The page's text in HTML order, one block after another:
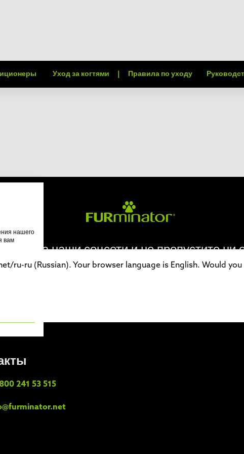
Уход за когтями Правила по уходу
на наши соцсети и не пропустите ни
241 53 515
ru-ru (Russian). Your browser language is English. Would
нашего
вам